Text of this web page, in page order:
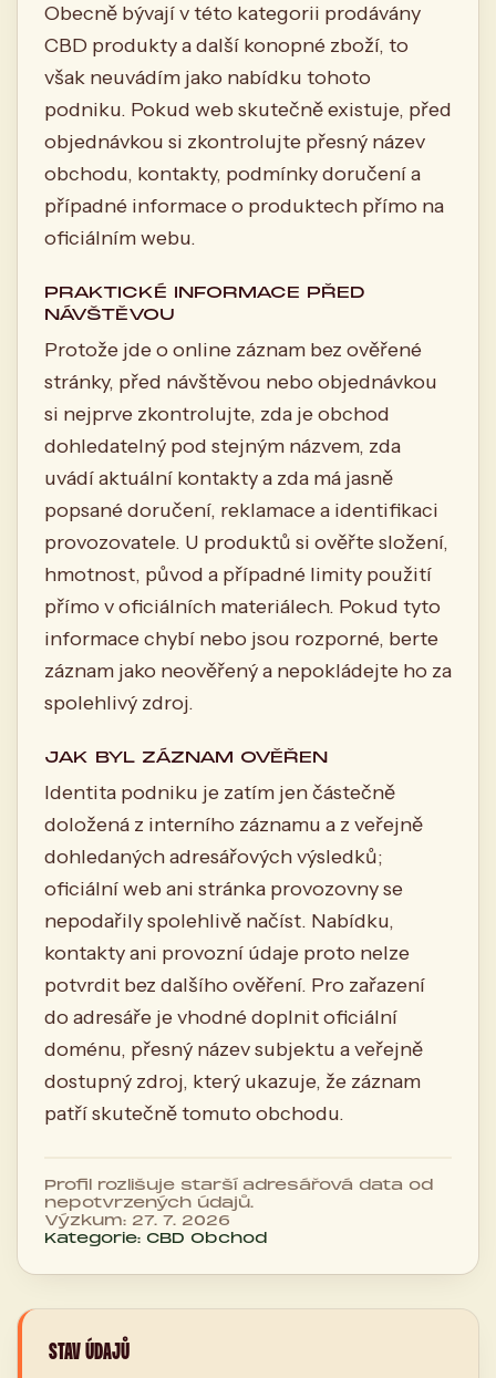
Obecně bývají v této kategorii prodávány
CBD produkty a další konopné zboží, to
však neuvádím jako nabídku tohoto
podniku. Pokud web skutečně existuje, před
objednávkou si zkontrolujte přesný název
obchodu, kontakty, podmínky doručení a
případné informace o produktech přímo na
oficiálním webu.
PRAKTICKÉ INFORMACE PŘED
NÁVŠTĚVOU
Protože jde o online záznam bez ověřené
stránky, před návštěvou nebo objednávkou
si nejprve zkontrolujte, zda je obchod
dohledatelný pod stejným názvem, zda
uvádí aktuální kontakty a zda má jasně
popsané doručení, reklamace a identifikaci
provozovatele. U produktů si ověřte složení,
hmotnost, původ a případné limity použití
přímo v oficiálních materiálech. Pokud tyto
informace chybí nebo jsou rozporné, berte
záznam jako neověřený a nepokládejte ho za
spolehlivý zdroj.
JAK BYL ZÁZNAM OVĚŘEN
Identita podniku je zatím jen částečně
doložená z interního záznamu a z veřejně
dohledaných adresářových výsledků;
oficiální web ani stránka provozovny se
nepodařily spolehlivě načíst. Nabídku,
kontakty ani provozní údaje proto nelze
potvrdit bez dalšího ověření. Pro zařazení
do adresáře je vhodné doplnit oficiální
doménu, přesný název subjektu a veřejně
dostupný zdroj, který ukazuje, že záznam
patří skutečně tomuto obchodu.
Profil rozlišuje starší adresářová data od
nepotvrzených údajů.
Výzkum: 27. 7. 2026
Kategorie: CBD Obchod
STAV ÚDAJŮ